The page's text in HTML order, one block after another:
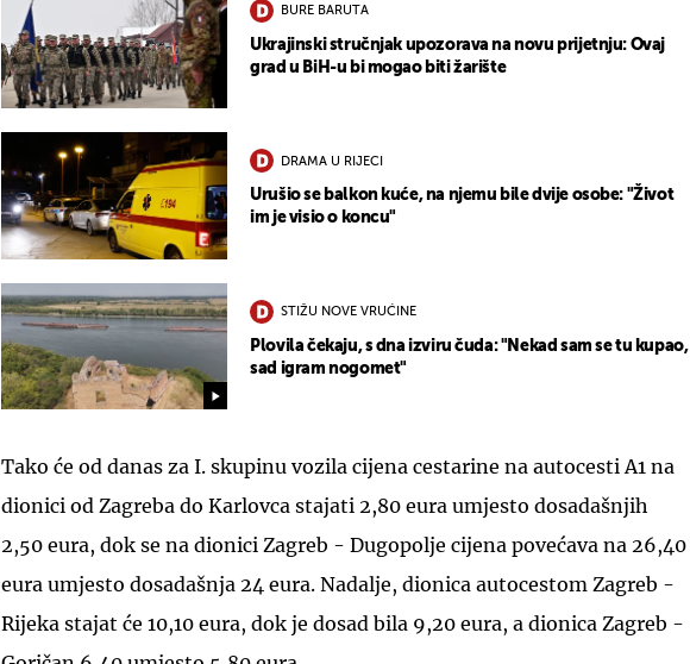
BURE BARUTA
Ukrajinski stručnjak upozorava na novu prijetnju: Ovaj
grad u BiH-u bi mogao biti žarište
DRAMA U RIJECI
Urušio se balkon kuće, na njemu bile dvije osobe: "Život
im je visio o koncu"
STIŽU NOVE VRUĆINE
Plovila čekaju, s dna izviru čuda: "Nekad sam se tu kupao,
sad igram nogomet"
Tako će od danas za I. skupinu vozila cijena cestarine na autocesti A1 na
dionici od Zagreba do Karlovca stajati 2,80 eura umjesto dosadašnjih
2,50 eura, dok se na dionici Zagreb - Dugopolje cijena povećava na 26,40
eura umjesto dosadašnja 24 eura. Nadalje, dionica autocestom Zagreb -
Rijeka stajat će 10,10 eura, dok je dosad bila 9,20 eura, a dionica Zagreb -